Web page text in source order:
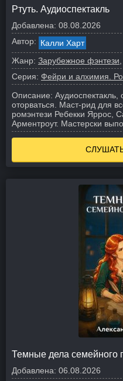
Ртуть. Аудиоспектакль
Добавлена: 08.08.2026
Автор: Калли Харт
Жанр: Зарубежное фэнтези
Серия: Фейри и алхимия.
Описание: Аудиоспектакль,
оторваться. Маст-рид для
ромэнтези Ребекки
Арментроут. Мастерски
Темные дела семейного
Добавлена: 06.08.2026